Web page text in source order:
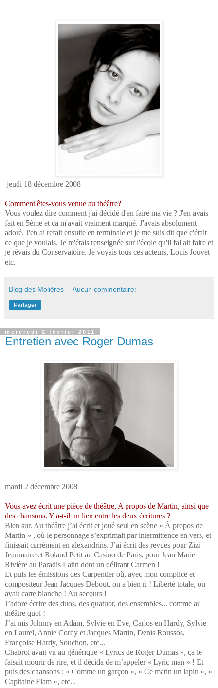
jeudi 18 décembre 2008
Comment êtes-vous venue au théâtre?
Vous voulez dire comment j'ai décidé d'en faire ma vie ? J'en avais
fait en 5ème et ça m'avait vraiment marqué. J'avais absolument
adoré. J'en ai refait ensuite en terminale et je me suis dit que c'était
ce que je voulais. Je m'étais renseignée sur l'école qu'il fallait faire et
je rêvais du Conservatoire. Je voyais tous ces acteurs, Louis Jouvet
etc.
Blog des Molières Aucun commentaire:
Partager
mercredi 2 février 2011
Entretien avec Roger Dumas
mardi 2 décembre 2008
Vous avez écrit une pièce de théâtre, A propos de Martin, ainsi que
des chansons. Y a-t-il un lien entre les deux écritures ?
Bien sur. Au théâtre j’ai écrit et joué seul en scène « À propos de
Martin » , où le personnage s’exprimait par intermittence en vers, et
finissait carrément en alexandrins. J’ai écrit des revues pour Zizi
Jeanmaire et Roland Petit au Casino de Paris, pour Jean Marie
Rivière au Paradis Latin dont un délirant Carmen !
Et puis les émissions des Carpentier où, avec mon complice et
compositeur Jean Jacques Debout, on a bien ri ! Liberté totale, on
avait carte blanche ! Au secours !
J’adore écrire des duos, des quatuor, des ensembles... comme au
théâtre quoi !
J’ai mis Johnny en Adam, Sylvie en Eve, Carlos en Hardy, Sylvie
en Laurel, Annie Cordy et Jacques Martin, Denis Roussos,
Françoise Hardy, Souchon, etc...
Chabrol avait vu au générique « Lyrics de Roger Dumas », ça le
faisait mourir de rire, et il décida de m’appeler « Lyric man » ! Et
puis des chansons : « Comme un garçon », « Ce matin un lapin », «
Capitaine Flam », etc...